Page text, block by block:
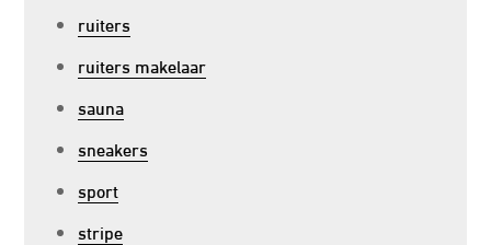
ruiters
ruiters makelaar
sauna
sneakers
sport
stripe